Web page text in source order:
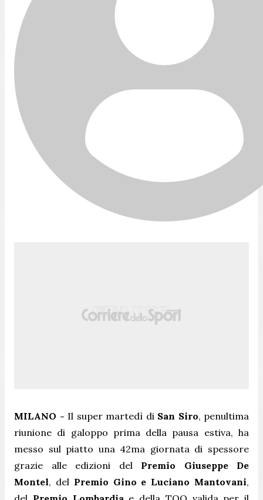
MILANO - Il super martedì di San Siro, penultima
riunione di galoppo prima della pausa estiva, ha
messo sul piatto una 42ma giornata di spessore
grazie alle edizioni del Premio Giuseppe De
Montel, del Premio Gino e Luciano Mantovani,